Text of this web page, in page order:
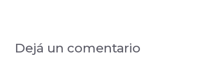
Dejá un comentario